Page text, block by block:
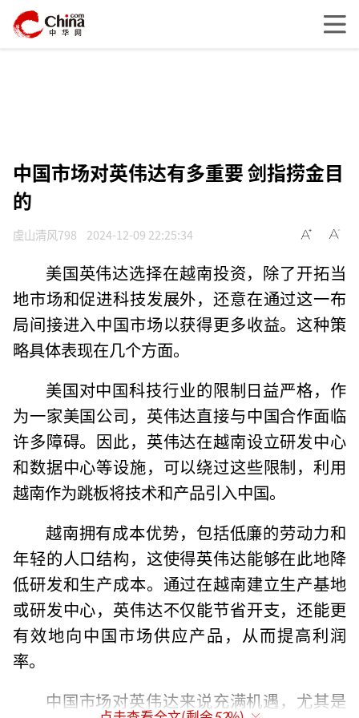
中国市场对英伟达有多重要 剑指捞金目
的
虞山清风798 2024-12-09 22:25:34
美国英伟达选择在越南投资，除了开拓当
地市场和促进科技发展外，还意在通过这一布
局间接进入中国市场以获得更多收益。这种策
略具体表现在几个方面。
美国对中国科技行业的限制日益严格，作
为一家美国公司，英伟达直接与中国合作面临
许多障碍。因此，英伟达在越南设立研发中心
和数据中心等设施，可以绕过这些限制，利用
越南作为跳板将技术和产品引入中国。
越南拥有成本优势，包括低廉的劳动力和
年轻的人口结构，这使得英伟达能够在此地降
低研发和生产成本。通过在越南建立生产基地
或研发中心，英伟达不仅能节省开支，还能更
有效地向中国市场供应产品，从而提高利润
率。
中国市场对英伟达来说充满机遇，尤其是